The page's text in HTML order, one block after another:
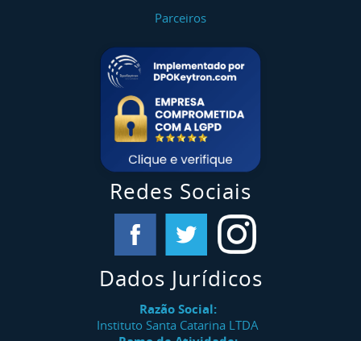
Parceiros
Redes Sociais
Dados Jurídicos
Razão Social:
Instituto Santa Catarina LTDA